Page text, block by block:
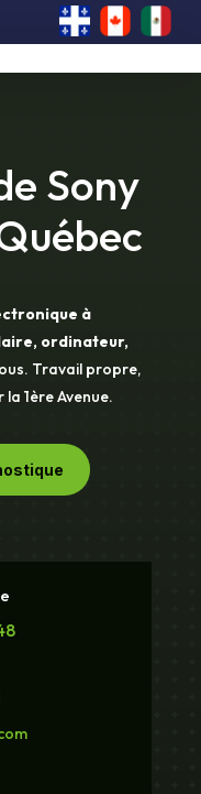
Sony
à
ordinateur,
Travail propre,
1ère Avenue.